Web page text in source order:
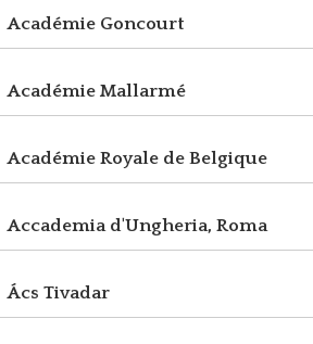
Académie Goncourt
Académie Mallarmé
Académie Royale de Belgique
Accademia d'Ungheria, Roma
Ács Tivadar